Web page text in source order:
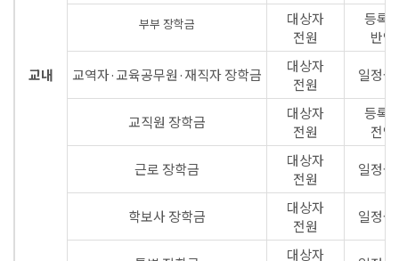
교내
부부 장학금
대상자
전원
등록
반액
교역자·교육공무원·재직자 장학금
대상자
전원
일정금
교직원 장학금
대상자
전원
등록
전액
근로 장학금
대상자
전원
일정금
학보사 장학금
대상자
전원
일정금
대상자